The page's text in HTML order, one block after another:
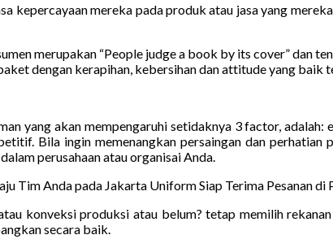
kepercayaan mereka pada produk atau jasa yang
merupakan “People judge a book by its cover” dan
dengan kerapihan, kebersihan dan attitude yang baik
yang akan mempengaruhi setidaknya 3 factor,
Bila ingin memenangkan persaingan dan
perusahaan atau organisai Anda.
Tim Anda pada Jakarta Uniform Siap Terima Pesanan di
konveksi produksi atau belum? tetap memilih
secara baik.